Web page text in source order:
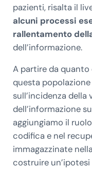
pazienti, risalta il
alcuni processi
rallentamento
dell’informazione.
A partire da quanto
questa popolazione
sull’incidenza
dell’informazione
aggiungiamo il
codifica e nel
immagazzinate
costruire